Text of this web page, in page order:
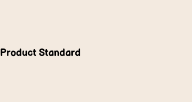
Product Standard